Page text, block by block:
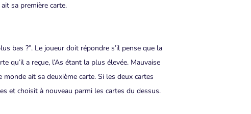
sa première carte.
bas ?”. Le joueur doit répondre s’il pense que la
qu’il a reçue, l’As étant la plus élevée. Mauvaise
ait sa deuxième carte. Si les deux cartes
et choisit à nouveau parmi les cartes du dessus.